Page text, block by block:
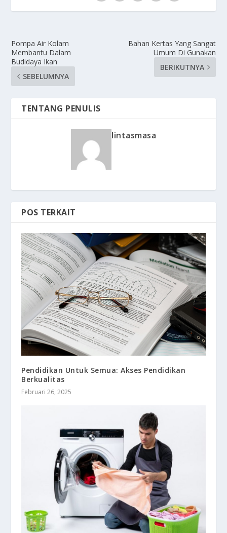
Pompa Air Kolam
Membantu Dalam
Budidaya Ikan
SEBELUMNYA
Bahan Kertas Yang Sangat
Umum Di Gunakan
BERIKUTNYA
TENTANG PENULIS
lintasmasa
POS TERKAIT
Pendidikan Untuk Semua: Akses Pendidikan
Berkualitas
Februari 26, 2025